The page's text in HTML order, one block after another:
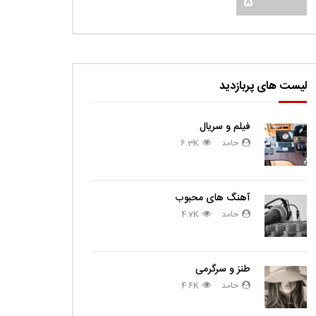
لیست های پربازدید
فیلم و سریال
حامد 6.3K
آهنگ های محبوب
حامد 4.7K
طنز و سرگرمی
حامد 4.6K